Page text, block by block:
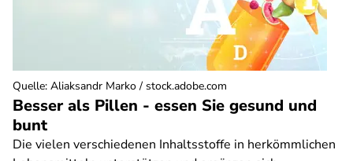
Besser als Pillen - essen Sie gesund und
bunt
Die vielen verschiedenen Inhaltsstoffe in herkömmlichen
Quelle: Aliaksandr Marko / stock.adobe.com